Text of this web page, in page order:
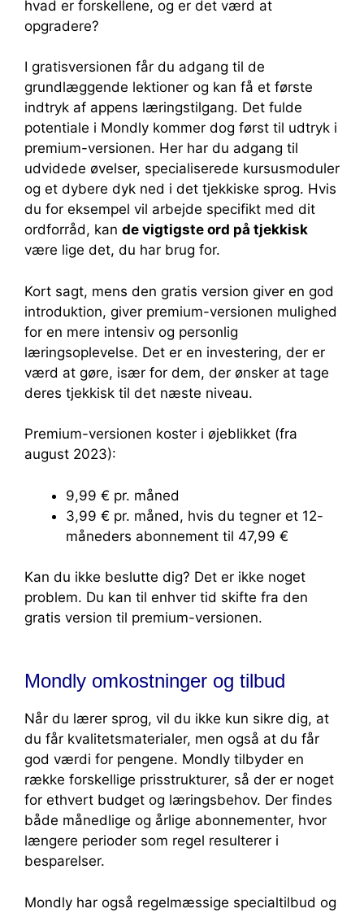
hvad er forskellene, og er det værd at
opgradere?
I gratisversionen får du adgang til de
grundlæggende lektioner og kan få et første
indtryk af appens læringstilgang. Det fulde
potentiale i Mondly kommer dog først til udtryk i
premium-versionen. Her har du adgang til
udvidede øvelser, specialiserede kursusmoduler
og et dybere dyk ned i det tjekkiske sprog. Hvis
du for eksempel vil arbejde specifikt med dit
ordforråd, kan de vigtigste ord på tjekkisk
være lige det, du har brug for.
Kort sagt, mens den gratis version giver en god
introduktion, giver premium-versionen mulighed
for en mere intensiv og personlig
læringsoplevelse. Det er en investering, der er
værd at gøre, især for dem, der ønsker at tage
deres tjekkisk til det næste niveau.
Premium-versionen koster i øjeblikket (fra
august 2023):
9,99 € pr. måned
3,99 € pr. måned, hvis du tegner et 12-
måneders abonnement til 47,99 €
Kan du ikke beslutte dig? Det er ikke noget
problem. Du kan til enhver tid skifte fra den
gratis version til premium-versionen.
Mondly omkostninger og tilbud
Når du lærer sprog, vil du ikke kun sikre dig, at
du får kvalitetsmaterialer, men også at du får
god værdi for pengene. Mondly tilbyder en
række forskellige prisstrukturer, så der er noget
for ethvert budget og læringsbehov. Der findes
både månedlige og årlige abonnementer, hvor
længere perioder som regel resulterer i
besparelser.
Mondly har også regelmæssige specialtilbud og